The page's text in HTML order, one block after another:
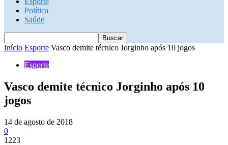
Política
Saúde
Início Esporte Vasco demite técnico Jorginho após 10 jogos
Esporte
Vasco demite técnico Jorginho após 10
jogos
14 de agosto de 2018
0
1223